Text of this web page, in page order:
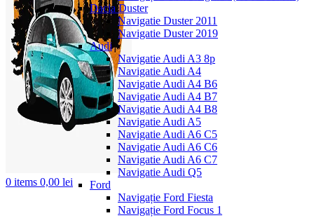
0 items 0,00 lei
Dacia Duster
Navigatie Duster 2011
Navigatie Duster 2019
Audi
Navigatie Audi A3 8p
Navigatie Audi A4
Navigatie Audi A4 B6
Navigatie Audi A4 B7
Navigatie Audi A4 B8
Navigatie Audi A5
Navigatie Audi A6 C5
Navigatie Audi A6 C6
Navigatie Audi A6 C7
Navigatie Audi Q5
Ford
Navigație Ford Fiesta
Navigație Ford Focus 1